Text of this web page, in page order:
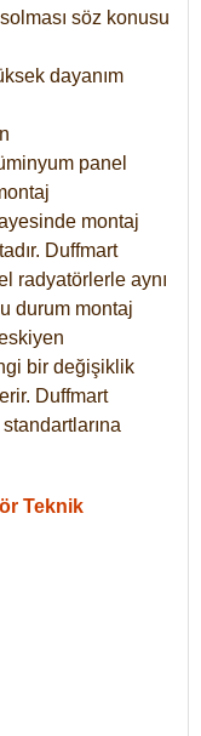
söz konusu
dayanım
panel
montaj
Duffmart
radyatörlerle aynı
durum montaj
bir değişiklik
Duffmart
Teknik